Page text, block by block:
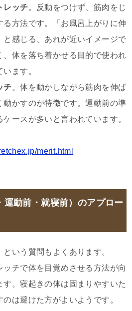
レッチ。反動をつけず、筋肉をじ
る方法です。「お風呂上がりに伸
と感じる、あれが近いイメージで
、体を落ち着かせる目的で使われ
ます。
チ。体を動かしながら筋肉を伸ば
動かすのが特徴です。運動前の準
ースが多いと言われています。
merit.html
運動前・就寝前）のアプロー
という質問もよくあります。
チで体を目覚めさせる方法が向
す。寝起きの体は固まりやすいた
は避けた方がよいようです。